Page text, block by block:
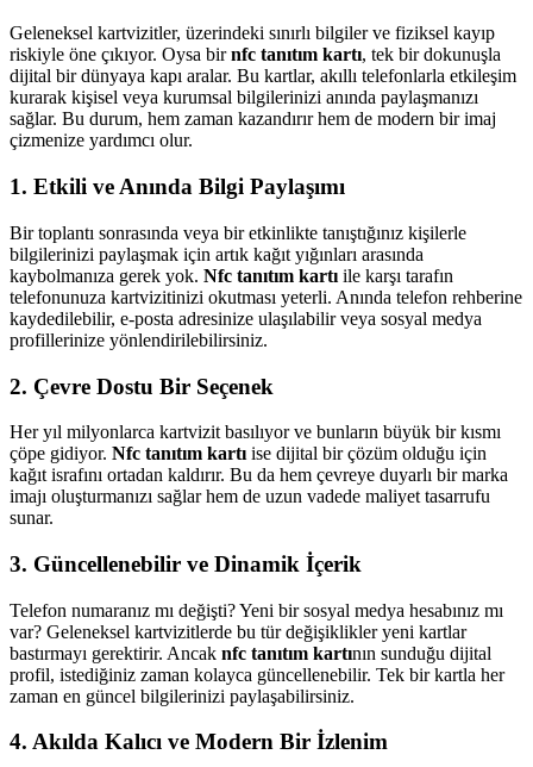
Geleneksel kartvizitler, üzerindeki sınırlı bilgiler ve fiziksel kayıp
riskiyle öne çıkıyor. Oysa birnfc tanıtım kartı, tek bir dokunuşla
dijital bir dünyaya kapı aralar. Bu kartlar, akıllı telefonlarla etkileşim
kurarak kişisel veya kurumsal bilgilerinizi anında paylaşmanızı
sağlar. Bu durum, hem zaman kazandırır hem de modern bir imaj
çizmenize yardımcı olur.
1. Etkili ve Anında Bilgi Paylaşımı
Bir toplantı sonrasında veya bir etkinlikte tanıştığınız kişilerle
bilgilerinizi paylaşmak için artık kağıt yığınları arasında
kaybolmanıza gerek yok. Nfc tanıtım kartı ile karşı tarafın
telefonunuza kartvizitinizi okutması yeterli. Anında telefon rehberine
kaydedilebilir, e-posta adresinize ulaşılabilir veya sosyal medya
profillerinize yönlendirilebilirsiniz.
2. Çevre Dostu Bir Seçenek
Her yıl milyonlarca kartvizit basılıyor ve bunların büyük bir kısmı
çöpe gidiyor. Nfc tanıtım kartı ise dijital bir çözüm olduğu için
kağıt israfını ortadan kaldırır. Bu da hem çevreye duyarlı bir marka
imajı oluşturmanızı sağlar hem de uzun vadede maliyet tasarrufu
sunar.
3. Güncellenebilir ve Dinamik İçerik
Telefon numaranız mı değişti? Yeni bir sosyal medya hesabınız mı
var? Geleneksel kartvizitlerde bu tür değişiklikler yeni kartlar
bastırmayı gerektirir. Ancak nfc tanıtım kartının sunduğu dijital
profil, istediğiniz zaman kolayca güncellenebilir. Tek bir kartla her
zaman en güncel bilgilerinizi paylaşabilirsiniz.
4. Akılda Kalıcı ve Modern Bir İzlenim